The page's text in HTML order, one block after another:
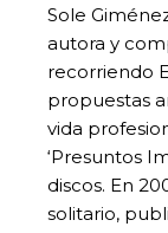
Sole
autora y
recorriendo
propuestas
vida
‘Presuntos
discos. En
solitario,